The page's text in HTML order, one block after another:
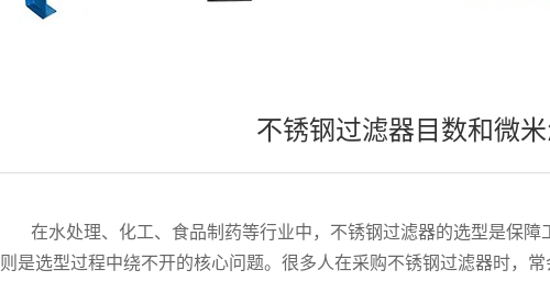
不锈钢过滤器目数和微
在水处理、化工、食品制药等行业中，不锈钢过滤器的选型是保障
则是选型过程中绕不开的核心问题。很多人在采购不锈钢过滤器时，